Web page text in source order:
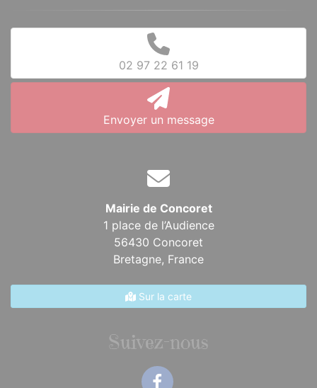
02 97 22 61 19
Envoyer un message
Mairie de Concoret
1 place de l’Audience
56430 Concoret
Bretagne, France
Sur la carte
Suivez-nous